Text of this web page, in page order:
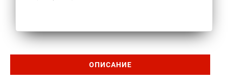
ОПИСАНИЕ